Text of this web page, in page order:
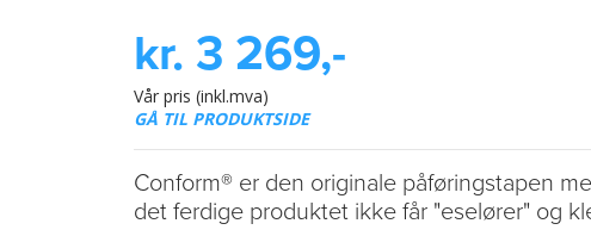
kr. 3 269,-
Vår pris (inkl.mva)
GÅ TIL PRODUKTSIDE
Conform® er den originale påføringstapen
det ferdige produktet ikke får "eselører" og